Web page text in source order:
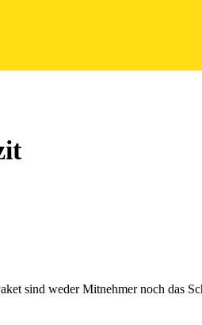
sind weder Mitnehmer noch das